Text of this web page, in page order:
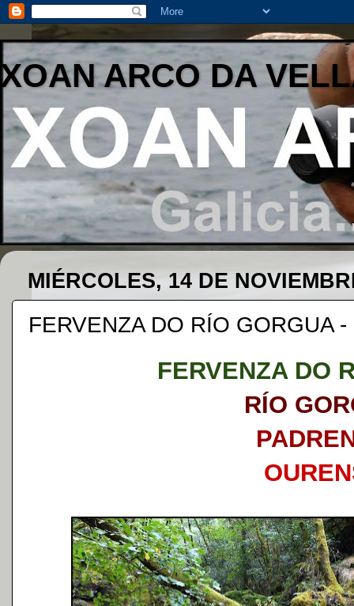
XOAN ARCO DA
MIÉRCOLES, 14 DE
FERVENZA DO RÍO GORGUA
FERVENZA DO
RÍO